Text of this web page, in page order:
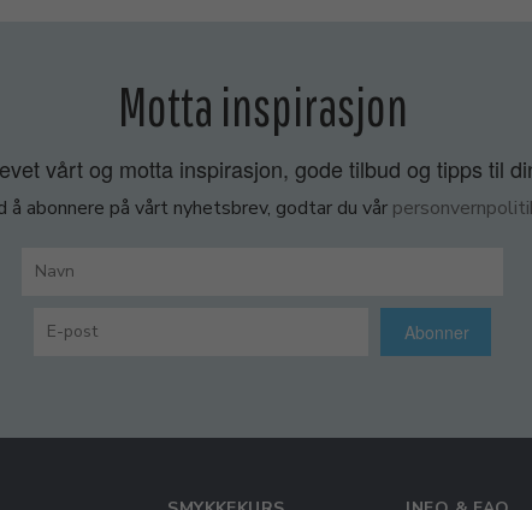
Motta inspirasjon
vårt og motta inspirasjon, gode tilbud og tipps til
å abonnere på vårt nyhetsbrev, godtar du vår
Abonner